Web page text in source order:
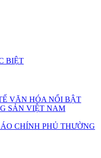
BIỆT
VĂN HÓA NỔI BẬT
SẢN VIỆT NAM
CHÍNH PHỦ THƯỜNG